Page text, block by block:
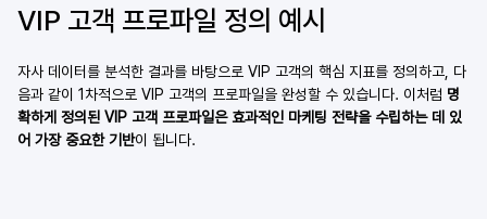
VIP 고객 프로파일 정의 예시
자사 데이터를 분석한 결과를 바탕으로 VIP 고객의 핵심 지표를 정의하고, 다
음과 같이 1차적으로 VIP 고객의 프로파일을 완성할 수 있습니다. 이처럼 명
확하게 정의된 VIP 고객 프로파일은 효과적인 마케팅 전략을 수립하는 데 있
어 가장 중요한 기반이 됩니다.